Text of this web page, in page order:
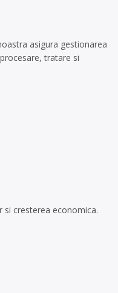
asigura gestionarea
tratare si
si cresterea economica.